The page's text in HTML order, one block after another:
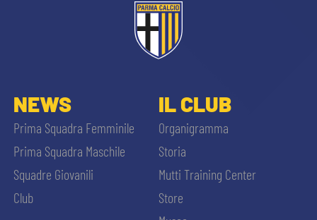
NEWS
Prima Squadra Femminile
Prima Squadra Maschile
Squadre Giovanili
Club
IL CLUB
Organigramma
Storia
Mutti Training Center
Store